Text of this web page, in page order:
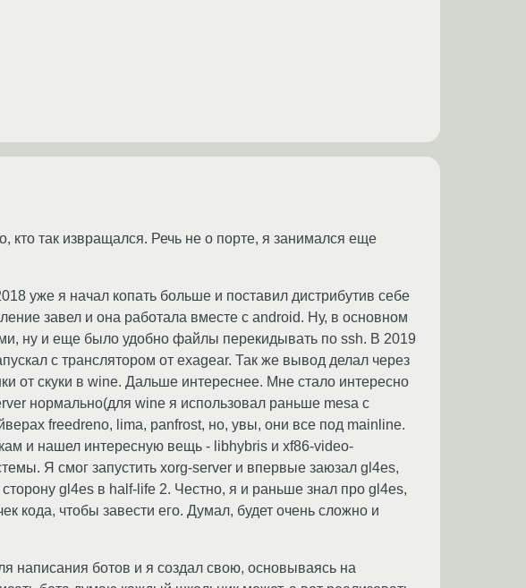
кто так извращался. Речь не о порте, я занимался еще
уже я начал копать больше и поставил дистрибутив себе
завел и она работала вместе с android. Ну, в основном
ну и еще было удобно файлы перекидывать по ssh. В 2019
с транслятором от exagear. Так же вывод делал через
от скуки в wine. Дальше интереснее. Мне стало интересно
нормально(для wine я использовал раньше mesa с
freedreno, lima, panfrost, но, увы, они все под mainline.
и нашел интересную вещь - libhybris и xf86-video-
Я смог запустить xorg-server и впервые заюзал gl4es,
gl4es в half-life 2. Честно, я и раньше знал про gl4es,
кода, чтобы завести его. Думал, будет очень сложно и
написания ботов и я создал свою, основываясь на